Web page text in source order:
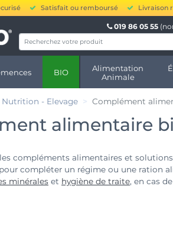
Satisfait ou remboursé Livraison
019 86 05 55
BIO
Alimentation
Animale
Nutrition - Elevage Complément
alimentaire
les compléments alimentaires et
compléter un régime ou une ration
minérales et hygiène de traite, en cas